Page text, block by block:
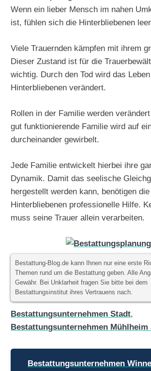
Wenn ein lieber Mensch im nahen
ist, fühlen sich die Hinterbliebenen
Viele Trauernden kämpfen mit ihrem
Dieser Zustand ist für die
wichtig. Durch den Tod wird das
Hinterbliebenen verändert.
Rollen in der Familie werden
gut funktionierende Familie wird auf
durcheinander gewirbelt.
Jede Familie entwickelt hierbei ihre
Dynamik. Damit das seelische
hergestellt werden kann, benötigen die
Hinterbliebenen professionelle Hilfe.
muss seine Trauer allein verarbeiten.
Bestattung-Blog.de kann Ihnen nur eine erste
Themen rund um die Bestattung geben. Alle
Gewähr. Bei Unklarheit fragen Sie bitte bei dem
Bestattungsinstitut ihres Vertrauens nach.
Bestattungsunternehmen Stadt,
Bestattungsunternehmen Mühlheim
Beitragsnavigation
Bestattungsunternehmen